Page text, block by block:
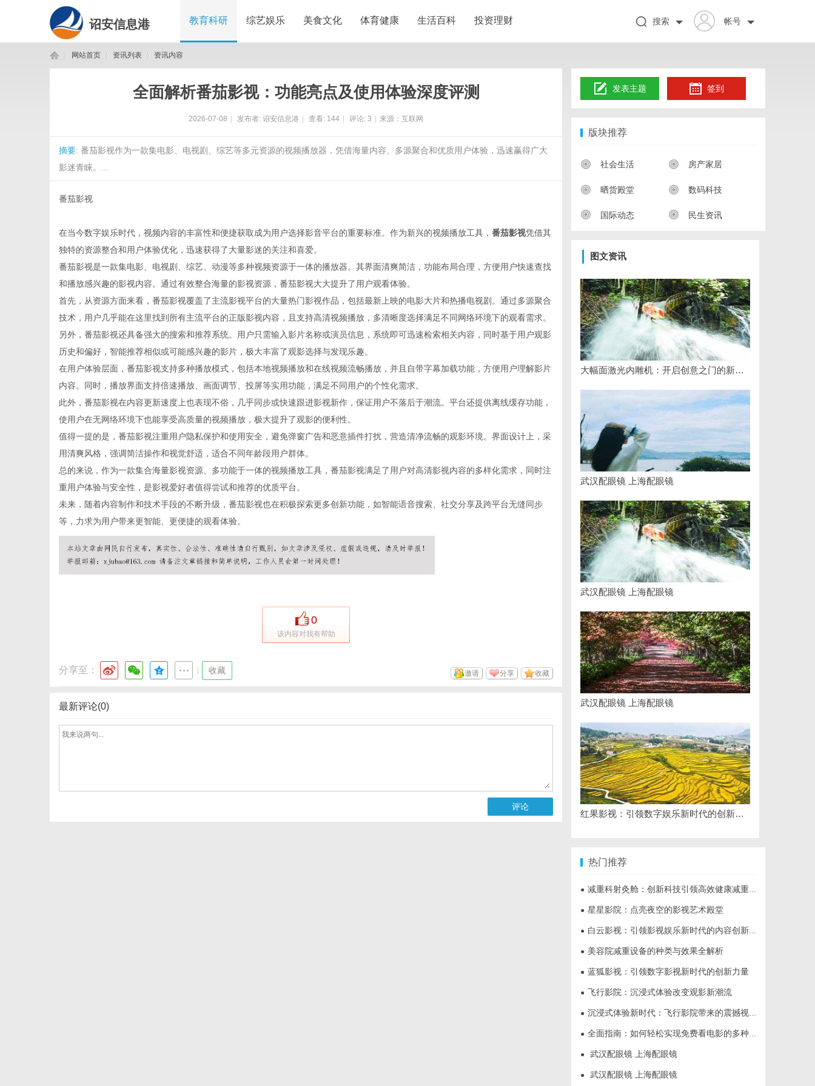
诏安信息港 教育科研 综艺娱乐 美食文化 体育健康 生活百科 投资理财 帐号
搜索
网站首页 资讯列表 资讯内容
全面解析番茄影视：功能亮点及使用体验深度评测
2026-07-08 发布者: 诏安信息港 查看: 144 评论: 3 来源：互联网
摘要: 番茄影视作为一款集电影、电视剧、综艺等多元资源的视频播放器，凭借海量内容、多源聚合和优质用户体验，迅速赢得广大
影迷青睐。...
番茄影视
在当今数字娱乐时代，视频内容的丰富性和便捷获取成为用户选择影音平台的重要标准。作为新兴的视频播放工具， 番茄影视凭借其
独特的资源整合和用户体验优化，迅速获得了大量影迷的关注和喜爱。
番茄影视是一款集电影、电视剧、综艺、动漫等多种视频资源于一体的播放器。其界面清爽简洁，功能布局合理，方便用户快速查找
和播放感兴趣的影视内容。通过有效整合海量的影视资源，番茄影视大大提升了用户观看体验。
首先，从资源方面来看，番茄影视覆盖了主流影视平台的大量热门影视作品，包括最新上映的电影大片和热播电视剧。通过多源聚合
技术，用户几乎能在这里找到所有主流平台的正版影视内容，且支持高清视频播放，多清晰度选择满足不同网络环境下的观看需求。
另外，番茄影视还具备强大的搜索和推荐系统。用户只需输入影片名称或演员信息，系统即可迅速检索相关内容，同时基于用户观影
历史和偏好，智能推荐相似或可能感兴趣的影片，极大丰富了观影选择与发现乐趣。
在用户体验层面，番茄影视支持多种播放模式，包括本地视频播放和在线视频流畅播放，并且自带字幕加载功能，方便用户理解影片
内容。同时，播放界面支持倍速播放、画面调节、投屏等实用功能，满足不同用户的个性化需求。
此外，番茄影视在内容更新速度上也表现不俗，几乎同步或快速跟进影视新作，保证用户不落后于潮流。平台还提供离线缓存功能，
使用户在无网络环境下也能享受高质量的视频播放，极大提升了观影的便利性。
值得一提的是，番茄影视注重用户隐私保护和使用安全，避免弹窗广告和恶意插件打扰，营造清净流畅的观影环境。界面设计上，采
用清爽风格，强调简洁操作和视觉舒适，适合不同年龄段用户群体。
总的来说，作为一款集合海量影视资源、多功能于一体的视频播放工具，番茄影视满足了用户对高清影视内容的多样化需求，同时注
重用户体验与安全性，是影视爱好者值得尝试和推荐的优质平台。
未来，随着内容制作和技术手段的不断升级，番茄影视也在积极探索更多创新功能，如智能语音搜索、社交分享及跨平台无缝同步
等，力求为用户带来更智能、更便捷的观看体验。
0
该内容对我有帮助
分享至： 收藏 收藏
分享
邀请
最新评论(0)
评论
发表主题 签到
版块推荐
社会生活 房产家居
晒货殿堂 数码科技
国际动态 民生资讯
图文资讯
大幅面激光内雕机：开启创意之门的新科技利器
武汉配眼镜 上海配眼镜
武汉配眼镜 上海配眼镜
武汉配眼镜 上海配眼镜
红果影视：引领数字娱乐新时代的创新力量
热门推荐
● 减重科射灸舱：创新科技引领高效健康减重新时代
● 星星影院：点亮夜空的影视艺术殿堂
● 白云影视：引领影视娱乐新时代的内容创新平台
● 美容院减重设备的种类与效果全解析
● 蓝狐影视：引领数字影视新时代的创新力量
● 飞行影院：沉浸式体验改变观影新潮流
● 沉浸式体验新时代：飞行影院带来的震撼视觉盛宴
● 全面指南：如何轻松实现免费看电影的多种方法解析
● 武汉配眼镜 上海配眼镜
● 武汉配眼镜 上海配眼镜